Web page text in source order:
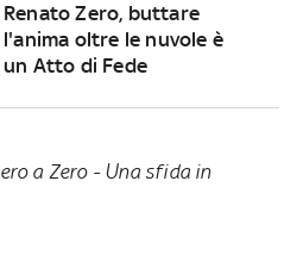
Renato Zero, buttare
l'anima oltre le nuvole è
un Atto di Fede
ero a Zero - Una sfida in